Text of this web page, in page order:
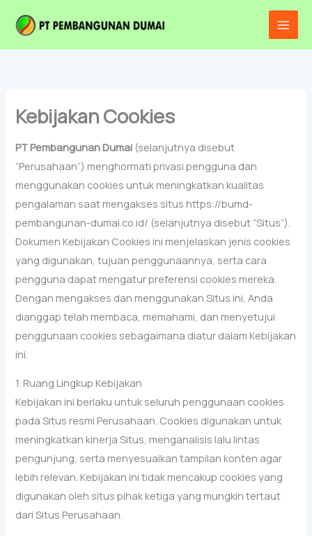
konten
Main
Kebijakan Cookies
PT Pembangunan Dumai (selanjutnya disebut
“Perusahaan”) menghormati privasi pengguna dan
menggunakan cookies untuk meningkatkan kualitas
pengalaman saat mengakses situs https://bumd-
pembangunan-dumai.co.id/ (selanjutnya disebut “Situs”).
Dokumen Kebijakan Cookies ini menjelaskan jenis cookies
yang digunakan, tujuan penggunaannya, serta cara
pengguna dapat mengatur preferensi cookies mereka.
Dengan mengakses dan menggunakan Situs ini, Anda
dianggap telah membaca, memahami, dan menyetujui
penggunaan cookies sebagaimana diatur dalam Kebijakan
ini.
1. Ruang Lingkup Kebijakan
Kebijakan ini berlaku untuk seluruh penggunaan cookies
pada Situs resmi Perusahaan. Cookies digunakan untuk
meningkatkan kinerja Situs, menganalisis lalu lintas
pengunjung, serta menyesuaikan tampilan konten agar
lebih relevan. Kebijakan ini tidak mencakup cookies yang
digunakan oleh situs pihak ketiga yang mungkin tertaut
dari Situs Perusahaan.